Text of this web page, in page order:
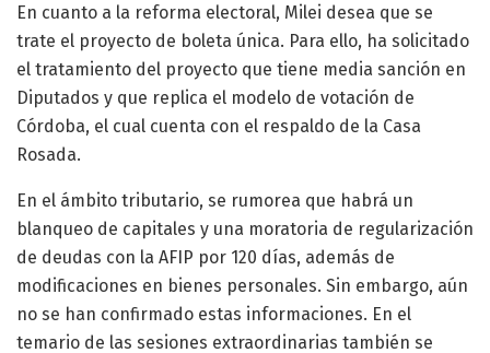
En cuanto a la reforma electoral, Milei desea que se
trate el proyecto de boleta única. Para ello, ha solicitado
el tratamiento del proyecto que tiene media sanción en
Diputados y que replica el modelo de votación de
Córdoba, el cual cuenta con el respaldo de la Casa
Rosada.
En el ámbito tributario, se rumorea que habrá un
blanqueo de capitales y una moratoria de regularización
de deudas con la AFIP por 120 días, además de
modificaciones en bienes personales. Sin embargo, aún
no se han confirmado estas informaciones. En el
temario de las sesiones extraordinarias también se